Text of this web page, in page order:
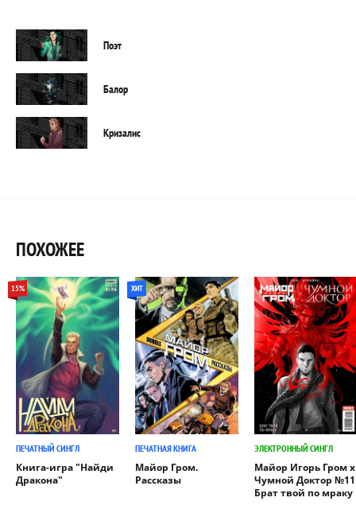
Поэт
Балор
Кризалис
ПОХОЖЕЕ
15%
ПЕЧАТНЫЙ СИНГЛ
Книга-игра "Найди
Дракона"
ХИТ
ПЕЧАТНАЯ КНИГА
Майор Гром.
Рассказы
ЭЛЕКТРОННЫЙ СИНГЛ
Майор Игорь Гром x
Чумной Доктор №11
Брат твой по мраку